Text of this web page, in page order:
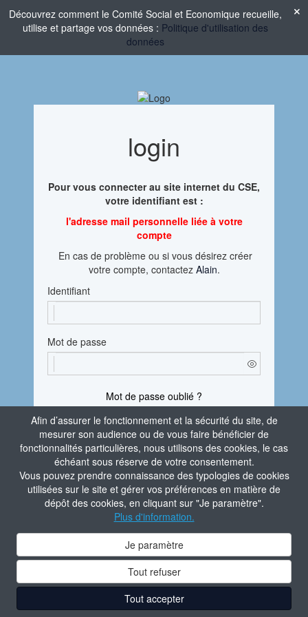
Afin d’assurer le fonctionnement et la sécurité du site, de
mesurer son audience ou de vous faire bénéficier de
fonctionnalités particulières, nous utilisons des cookies, le cas
échéant sous réserve de votre consentement.
Vous pouvez prendre connaissance des typologies de cookies
utilisées sur le site et gérer vos préférences en matière de
dépôt des cookies, en cliquant sur "Je paramètre".
Plus d'information.
Je paramètre
Tout refuser
Tout accepter
Découvrez comment le Comité Social et Economique recueille,
utilise et partage vos données : Politique d'utilisation des
données
login
Pour vous connecter au site internet du CSE,
votre identifiant est :
l'adresse mail personnelle liée à votre
compte
En cas de problème ou si vous désirez créer
votre compte, contactez Alain.
Identifiant
Mot de passe
Mot de passe oublié ?
En vous connectant, vous attestez avoir pris
connaissance de laPolitique de confidentialité
du site.
Je m'identifie
Aide à la connexion
Contacter l'administrateur du site